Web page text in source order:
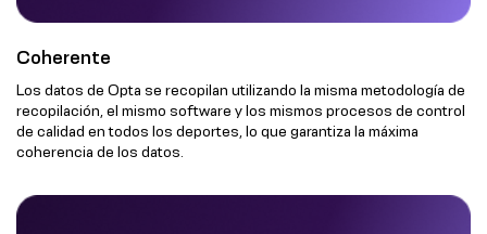
Coherente
Los datos de Opta se recopilan utilizando la misma metodología de
recopilación, el mismo software y los mismos procesos de control
de calidad en todos los deportes, lo que garantiza la máxima
coherencia de los datos.